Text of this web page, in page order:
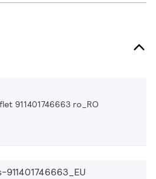
911401746663 ro_RO